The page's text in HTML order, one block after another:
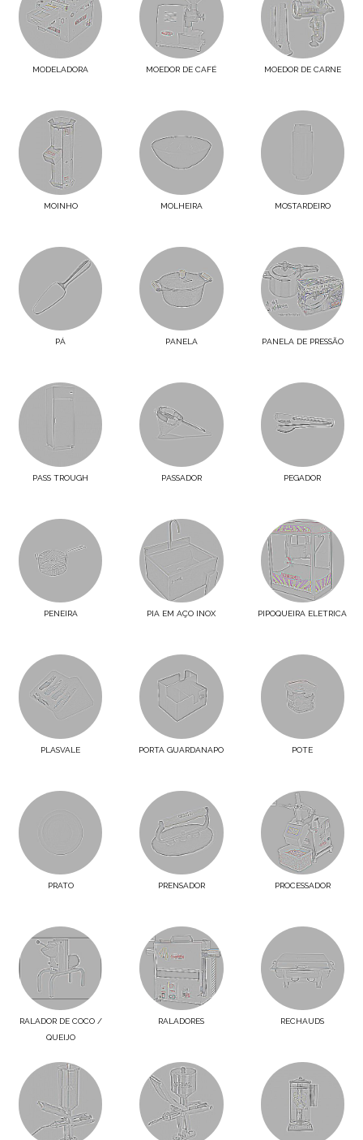
MODELADORA MOEDOR DE CAFÉ MOEDOR DE CARNE
MOINHO MOLHEIRA MOSTARDEIRO
PÁ PANELA PANELA DE PRESSÃO
PASS TROUGH PASSADOR PEGADOR
PENEIRA PIA EM AÇO INOX PIPOQUEIRA ELETRICA
PLASVALE PORTA GUARDANAPO POTE
PRATO PRENSADOR PROCESSADOR
RALADOR DE COCO /
QUEIJO
RALADORES RECHAUDS